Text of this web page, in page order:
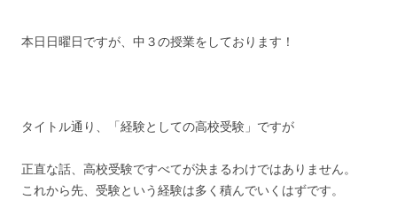
本日日曜日ですが、中３の授業をしております！
タイトル通り、「経験としての高校受験」ですが
正直な話、高校受験ですべてが決まるわけではありません。
これから先、受験という経験は多く積んでいくはずです。